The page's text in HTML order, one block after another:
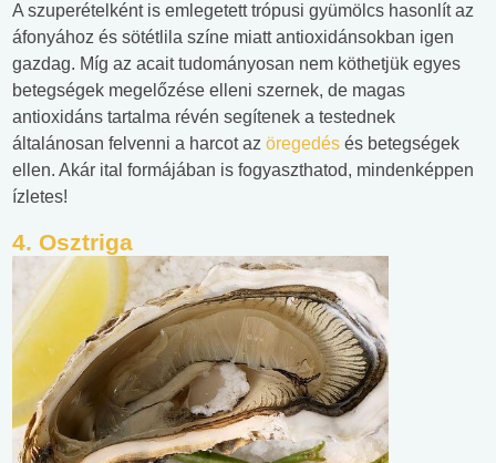
A szuperételként is emlegetett trópusi gyümölcs hasonlít az
áfonyához és sötétlila színe miatt antioxidánsokban igen
gazdag. Míg az acait tudományosan nem köthetjük egyes
betegségek megelőzése elleni szernek, de magas
antioxidáns tartalma révén segítenek a testednek
általánosan felvenni a harcot az öregedés és betegségek
ellen. Akár ital formájában is fogyaszthatod, mindenképpen
ízletes!
4. Osztriga